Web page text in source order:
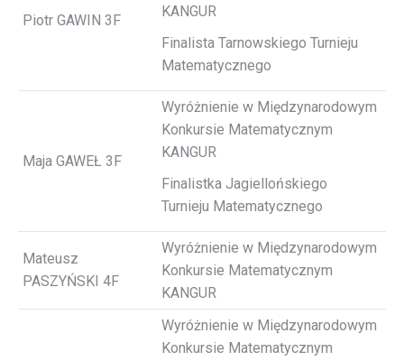
Piotr GAWIN 3F
KANGUR
Finalista Tarnowskiego Turnieju
Matematycznego
Maja GAWEŁ 3F
Wyróżnienie w Międzynarodowym
Konkursie Matematycznym
KANGUR
Finalistka Jagiellońskiego
Turnieju Matematycznego
Mateusz
PASZYŃSKI 4F
Wyróżnienie w Międzynarodowym
Konkursie Matematycznym
KANGUR
Wyróżnienie w Międzynarodowym
Konkursie Matematycznym